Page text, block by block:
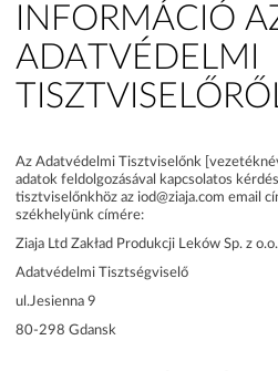
INFORMÁCIÓ
ADATVÉDELMI
Az Adatvédelmi Tisztviselőnk
adatok feldolgozásával kapcsolatos
tisztviselőnkhöz az iod@ziaja.com email
székhelyünk címére:
Ziaja Ltd Zakład Produkcji Leków Sp. z o.o.
Adatvédelmi Tisztségviselő
ul.Jesienna 9
80-298 Gdansk